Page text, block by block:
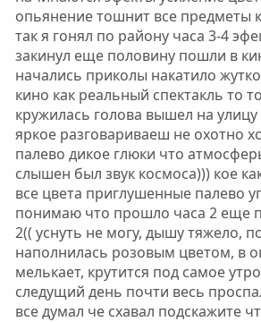
опьянение тошнит все предметы
так я гонял по району часа 3-4
закинул еще половину пошли в
начались приколы накатило
кино как реальный спектакль то
кружилась голова вышел на улицу
яркое разговариваеш не охотно
палево дикое глюки что
слышен был звук космоса))) кое
все цвета приглушенные палево
понимаю что прошло часа 2 еще
2(( уснуть не могу, дышу тяжело,
наполнилась розовым цветом, в
мелькает, крутится под самое
следущий день почти весь
все думал че схавал подскажите